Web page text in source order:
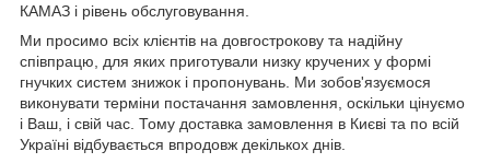
КАМАЗ і рівень обслуговування.
Ми просимо всіх клієнтів на довгострокову та надійну
співпрацю, для яких приготували низку кручених у формі
гнучких систем знижок і пропонувань. Ми зобов'язуємося
виконувати терміни постачання замовлення, оскільки цінуємо
і Ваш, і свій час. Тому доставка замовлення в Києві та по всій
Україні відбувається впродовж декількох днів.